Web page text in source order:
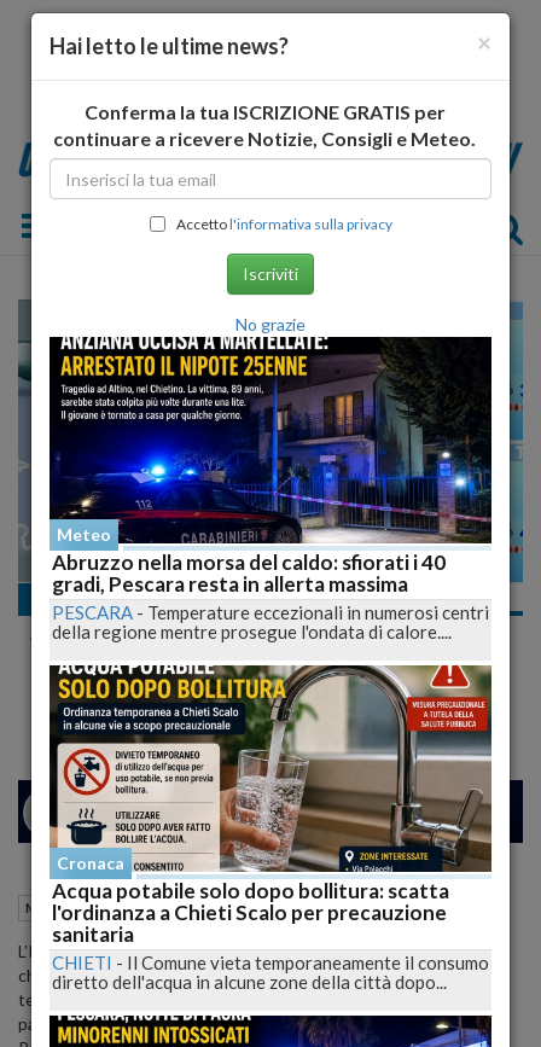
Toggle navigation
Meteo
All'Aquila nevica, perturbazione in
Natale con bel tempo
MILANO 24 27
Meteo L'Aquila (AQ) 21 Dicembre 2012 08:25
L’Italia è interessata dal passaggio di una perturbazione atlantica
che, nel corso delle prossime ore, favorirà ancora piogge e
temporali soprattutto sulle regioni centro-meridionali, in
particolare sul settore tirrenico. Attese piogge sulla nostra
×
Hai letto le ultime news?
Conferma la tua ISCRIZIONE GRATIS per
continuare a ricevere Notizie, Consigli e Meteo.
Accettol'informativa sulla privacy
Iscriviti
No grazie
Meteo
Abruzzo nella morsa del caldo: sfiorati i 40
gradi, Pescara resta in allerta massima
PESCARA - Temperature eccezionali in numerosi centri
della regione mentre prosegue l'ondata di calore....
Cronaca
Acqua potabile solo dopo bollitura: scatta
l'ordinanza a Chieti Scalo per precauzione
sanitaria
CHIETI - Il Comune vieta temporaneamente il consumo
diretto dell'acqua in alcune zone della città dopo...